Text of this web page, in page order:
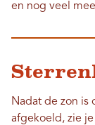
en nog veel
Nadat de zon is
afgekoeld, zie